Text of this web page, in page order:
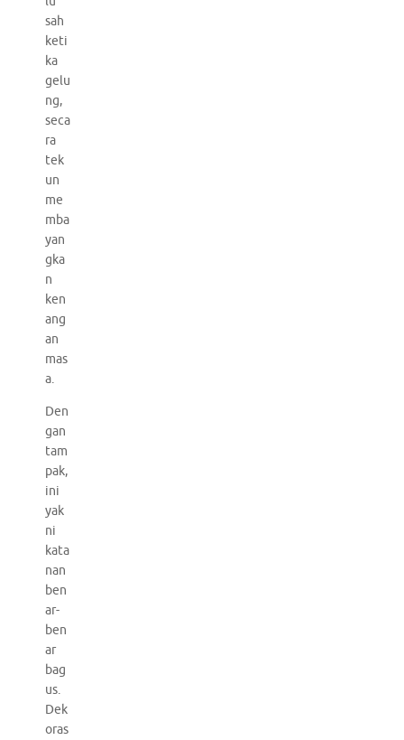
sah
keti
ka
gelu
ng,
seca
ra
tek
un
me
mba
yan
gka
n
ken
ang
an
mas
a.
Den
gan
tam
pak,
ini
yak
ni
kata
nan
ben
ar-
ben
ar
bag
us.
Dek
oras